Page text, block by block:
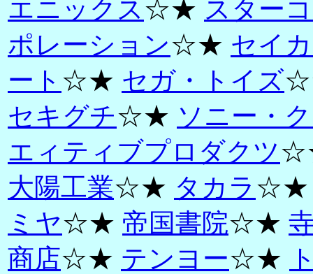
エニックス☆★ スター
ポレーション☆★ セイ
ート ☆★ セガ・トイズ
セキグチ☆★ ソニー・
エィティブプロダクツ
大陽工業☆★ タカラ
ミヤ☆★ 帝国書院☆★
商店☆★ テンヨー☆★